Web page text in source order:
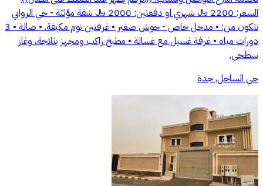
السعر: 2200 ﷼ شهري او دفعتين: 2000 ﷼ شقة مؤثثة - حي الروابي
تتكون من: • مدخل خاص - حوش صغير • غرفتين نوم مكيفة. • صالة • 3
دورات مياه • غرفة غسيل مع غسالة • مطبخ راكب ومجهز بثلاجة، وغاز
سطحي.
حي الساحل, جدة